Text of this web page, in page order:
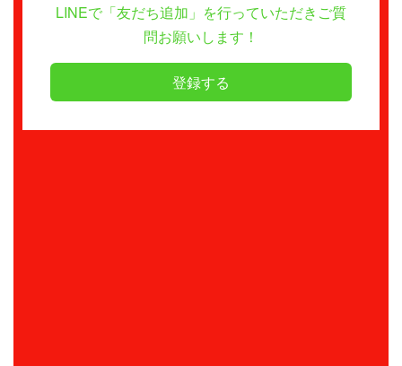
LINEで「友だち追加」を行っていただきご質
問お願いします！
登録する